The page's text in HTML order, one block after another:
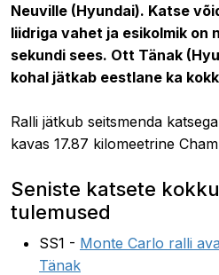
Neuville (Hyundai). Katse
liidriga vahet ja esikolmik on
sekundi sees. Ott Tänak
kohal jätkab eestlane ka
Ralli jätkub seitsmenda
kavas 17.87 kilomeetrine
Seniste katsete
tulemused
SS1 - Monte Carlo ralli
Tänak